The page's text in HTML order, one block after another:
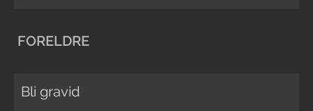
FORELDRE
Bli gravid